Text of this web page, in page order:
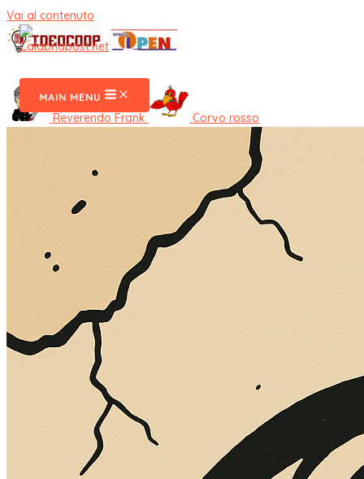
Vai al contenuto
MAIN MENU
Reverendo Frank Corvo rosso